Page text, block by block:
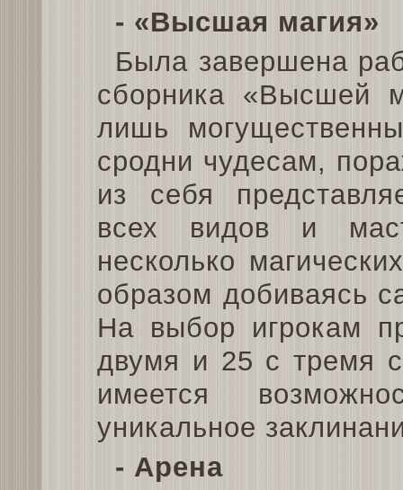
- «Высшая магия»
Была завершена
сборника «Высшей
лишь
сродни чудесам,
из себя
всех видов и
несколько
образом добиваясь
На выбор игрокам
двумя и 25 с тремя
имеется
уникальное
- Арена